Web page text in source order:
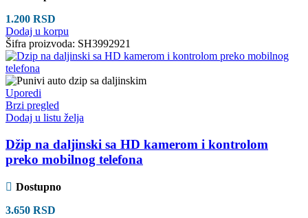
1.200 RSD
Dodaj u korpu
Šifra proizvoda: SH3992921
Uporedi
Brzi pregled
Dodaj u listu želja
Džip na daljinski sa HD kamerom i kontrolom
preko mobilnog telefona
Dostupno
3.650 RSD